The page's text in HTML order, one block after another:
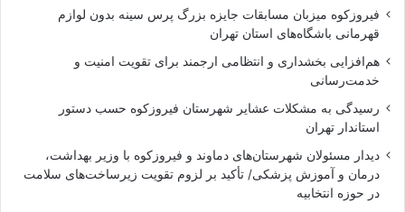
فیروزکوه میزبان مسابقات جایزه بزرگ پرس سینه بدون لوازم
قهرمانی باشگاه‌های استان تهران
هم‌افزایی بخشداری و انتظامی ارجمند برای تقویت امنیت و
خدمت‌رسانی
رسیدگی به مشکلات عشایر شهرستان فیروزکوه حسب دستور
استاندار تهران
دیدار مسئولان شهرستان‌های دماوند و فیروزکوه با وزیر بهداشت،
درمان و آموزش پزشکی/ تأکید بر لزوم تقویت زیرساخت‌های سلامت
در حوزه انتخابیه